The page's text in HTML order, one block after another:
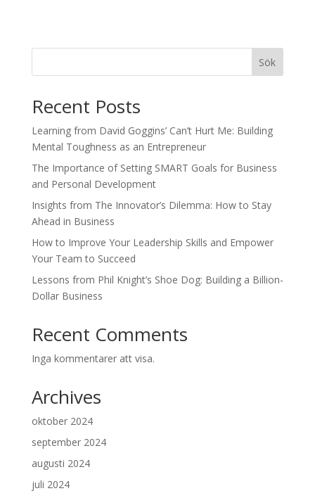
Sök
Recent Posts
Learning from David Goggins’ Can’t Hurt Me: Building
Mental Toughness as an Entrepreneur
The Importance of Setting SMART Goals for Business
and Personal Development
Insights from The Innovator’s Dilemma: How to Stay
Ahead in Business
How to Improve Your Leadership Skills and Empower
Your Team to Succeed
Lessons from Phil Knight’s Shoe Dog: Building a Billion-
Dollar Business
Recent Comments
Inga kommentarer att visa.
Archives
oktober 2024
september 2024
augusti 2024
juli 2024